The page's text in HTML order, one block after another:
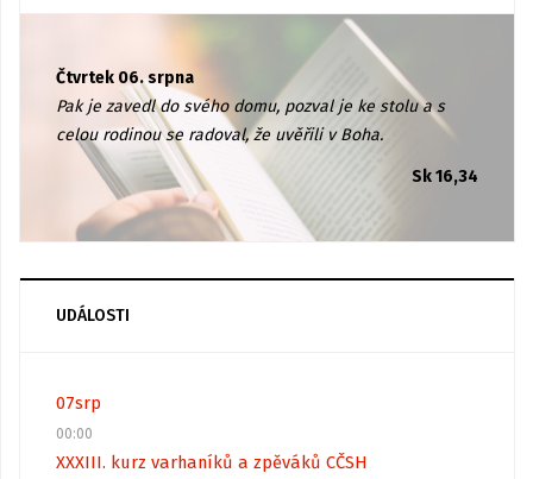
Čtvrtek 06. srpna
Pak je zavedl do svého domu, pozval je ke stolu a s
celou rodinou se radoval, že uvěřili v Boha.
Sk 16,34
UDÁLOSTI
07srp
00:00
XXXIII. kurz varhaníků a zpěváků CČSH